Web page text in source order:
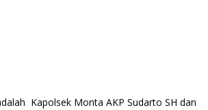
Kapolsek Monta AKP Sudarto SH dan